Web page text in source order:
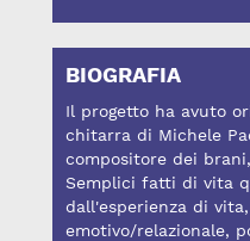
BIOGRAFIA
Il progetto ha avuto
chitarra di Michele
compositore dei
Semplici fatti di vita
dall'esperienza di
emotivo/relazionale,